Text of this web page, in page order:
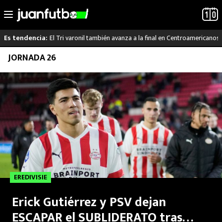
Saltar
contenido
Es tendencia: El Tri varonil también avanza a la final en Centroamericanos
LO ÚLTIMO
LIGA MX
RAYADOS
PUMAS
ATLANTE
SELECCIÓN MEXICANA
FUTBOL INTERNACIONAL
JORNADA 26
EREDIVISIE
Erick Gutiérrez y PSV dejan
ESCAPAR el SUBLIDERATO tras